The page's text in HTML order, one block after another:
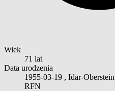
Wiek
71 lat
Data urodzenia
1955-03-19 , Idar-
RFN